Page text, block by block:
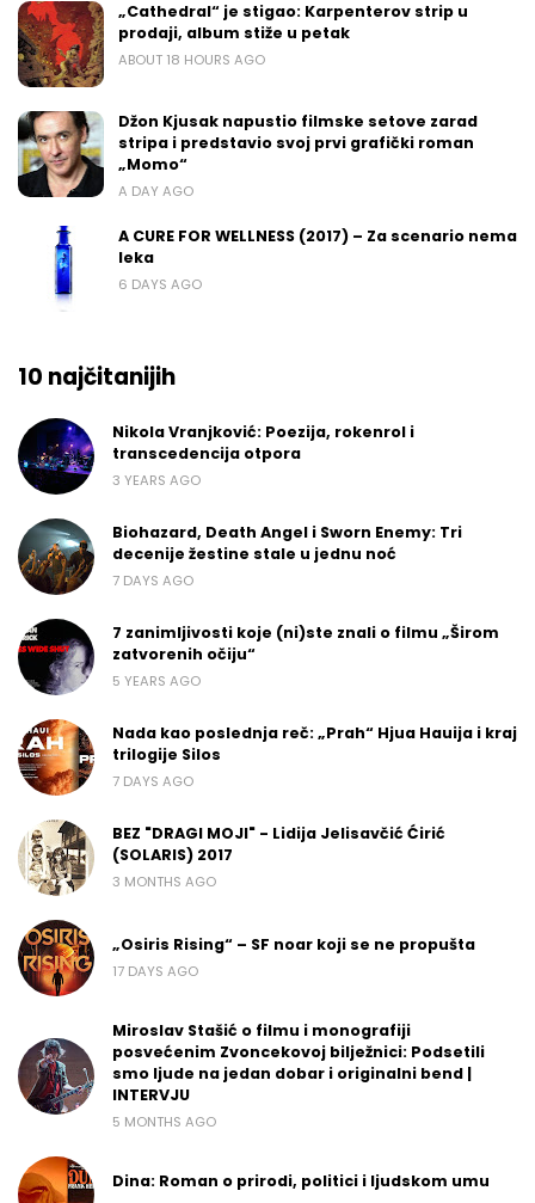
„Cathedral“ je stigao: Karpenterov strip u
prodaji, album stiže u petak
ABOUT 18 HOURS AGO
Džon Kjusak napustio filmske setove zarad
stripa i predstavio svoj prvi grafički roman
„Momo“
A DAY AGO
A CURE FOR WELLNESS (2017) – Za scenario nema
leka
6 DAYS AGO
10 najčitanijih
Nikola Vranjković: Poezija, rokenrol i
transcedencija otpora
3 YEARS AGO
Biohazard, Death Angel i Sworn Enemy: Tri
decenije žestine stale u jednu noć
7 DAYS AGO
7 zanimljivosti koje (ni)ste znali o filmu „Širom
zatvorenih očiju“
5 YEARS AGO
Nada kao poslednja reč: „Prah“ Hjua Hauija i kraj
trilogije Silos
7 DAYS AGO
BEZ "DRAGI MOJI" - Lidija Jelisavčić Ćirić
(SOLARIS) 2017
3 MONTHS AGO
„Osiris Rising“ – SF noar koji se ne propušta
17 DAYS AGO
Miroslav Stašić o filmu i monografiji
posvećenim Zvoncekovoj bilježnici: Podsetili
smo ljude na jedan dobar i originalni bend |
INTERVJU
5 MONTHS AGO
Dina: Roman o prirodi, politici i ljudskom umu